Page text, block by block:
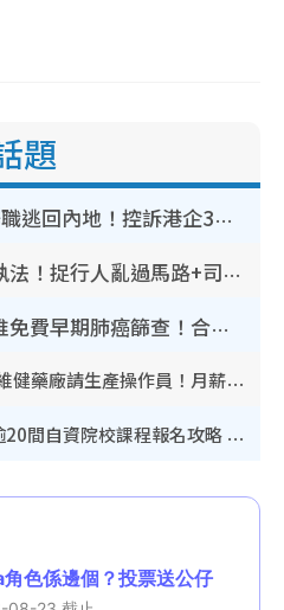
題
高才通來港2個月辭職逃回內地！控訴港企3宗罪 歎微管理極窒息
警方即日起全港大執法！捉行人亂過馬路+司機不專注駕駛！亂過馬路罰$2000
港大公共衞生學院推免費早期肺癌篩查！合資格人士將獲全額資助定期血液化驗／電腦斷層掃描／風險評估
筍工招聘2026｜萊特維健藥廠請生產操作員！月薪高達$1.7萬 冷氣廠房/五天工作/保證雙糧
香港自資院校︱全港逾20間自資院校課程報名攻略 留位費可退/申請日期/報名連結